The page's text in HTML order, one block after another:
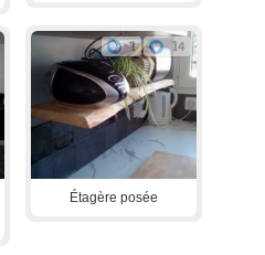
1 14
Étagère posée